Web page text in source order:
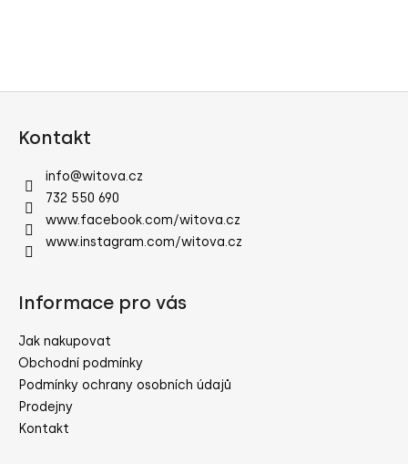
Kontakt
info@witova.cz
732 550 690
www.facebook.com/witova.cz
www.instagram.com/witova.cz
Informace pro vás
Jak nakupovat
Obchodní podmínky
Podmínky ochrany osobních údajů
Prodejny
Kontakt